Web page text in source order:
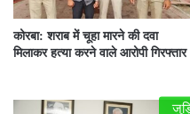
कोरबा: शराब में चूहा मारने की दवा
मिलाकर हत्या करने वाले आरोपी गिरफ्तार